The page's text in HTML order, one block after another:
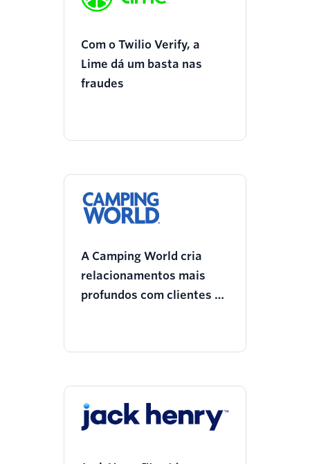
Com o Twilio Verify, a
Lime dá um basta nas
fraudes
A Camping World cria
relacionamentos mais
profundos com clientes de